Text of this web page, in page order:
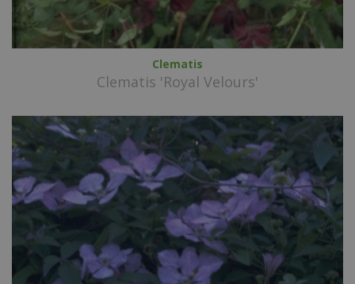
Clematis
Clematis 'Royal Velours'